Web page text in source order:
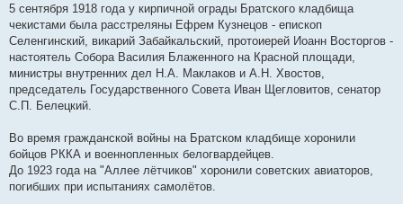
5 сентября 1918 года у кирпичной ограды Братского кладбища
чекистами была расстреляны Ефрем Кузнецов - епископ
Селенгинский, викарий Забайкальский, протоиерей Иоанн Восторгов -
настоятель Собора Василия Блаженного на Красной площади,
министры внутренних дел Н.А. Маклаков и А.Н. Хвостов,
председатель Государственного Совета Иван Щегловитов, сенатор
С.П. Белецкий.
Во время гражданской войны на Братском кладбище хоронили
бойцов РККА и военнопленных белогвардейцев.
До 1923 года на "Аллее лётчиков" хоронили советских авиаторов,
погибших при испытаниях самолётов.